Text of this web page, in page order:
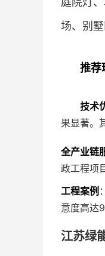
场、别
推荐
技术
果显著。
全产业链
政工程项
工程案例
意度高达
江苏绿